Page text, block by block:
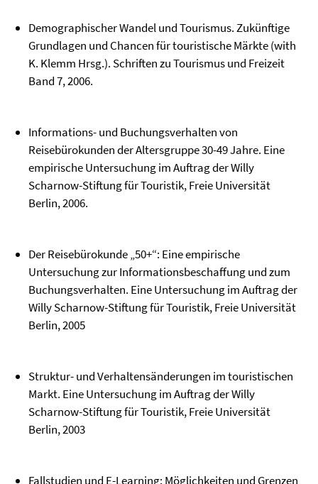
Demographischer Wandel und Tourismus. Zukünftige
Grundlagen und Chancen für touristische Märkte (with
K. Klemm Hrsg.). Schriften zu Tourismus und Freizeit
Band 7, 2006.
Informations- und Buchungsverhalten von
Reisebürokunden der Altersgruppe 30-49 Jahre. Eine
empirische Untersuchung im Auftrag der Willy
Scharnow-Stiftung für Touristik, Freie Universität
Berlin, 2006.
Der Reisebürokunde „50+“: Eine empirische
Untersuchung zur Informationsbeschaffung und zum
Buchungsverhalten. Eine Untersuchung im Auftrag der
Willy Scharnow-Stiftung für Touristik, Freie Universität
Berlin, 2005
Struktur- und Verhaltensänderungen im touristischen
Markt. Eine Untersuchung im Auftrag der Willy
Scharnow-Stiftung für Touristik, Freie Universität
Berlin, 2003
Fallstudien und E-Learning: Möglichkeiten und Grenzen